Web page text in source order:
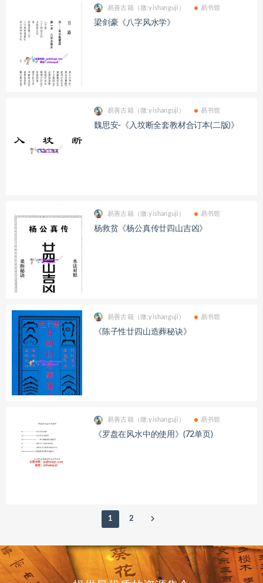
易善古籍（微:yishanguji） 易书馆
梁剑豪《八字风水学》
易善古籍（微:yishanguji） 易书馆
魏思安-《入坟断全套教材合订本(二版)》
易善古籍（微:yishanguji） 易书馆
杨救贫《杨公真传廿四山吉凶》
易善古籍（微:yishanguji） 易书馆
《陈子性廿四山造葬秘诀》
易善古籍（微:yishanguji） 易书馆
《罗盘在风水中的使用》(72单页)
1 2